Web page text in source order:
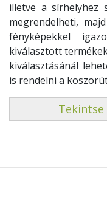
illetve a sírhelyhez
megrendelheti,
fényképekkel
kiválasztott
kiválasztásánál
is rendelni a